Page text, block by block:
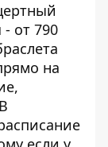
- от 790
на